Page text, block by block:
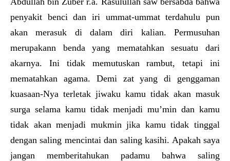
penyakit benci dan iri ummat-ummat terdahulu pun
akan merasuk di dalam diri kalian. Permusuhan
merupakann benda yang mematahkan sesuatu dari
akarnya. Ini tidak memutuskan rambut, tetapi ini
mematahkan agama. Demi zat yang di genggaman
kuasaan-Nya terletak jiwaku kamu tidak akan masuk
surga selama kamu tidak menjadi mu’min dan kamu
tidak akan menjadi mukmin jika kamu tidak tinggal
dengan saling mencintai dan saling kasihi. Apakah saya
jangan memberitahukan padamu bahwa saling